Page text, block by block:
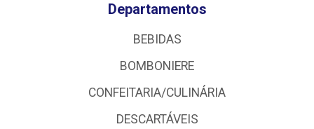
Departamentos
BEBIDAS
BOMBONIERE
CONFEITARIA/CULINÁRIA
DESCARTÁVEIS